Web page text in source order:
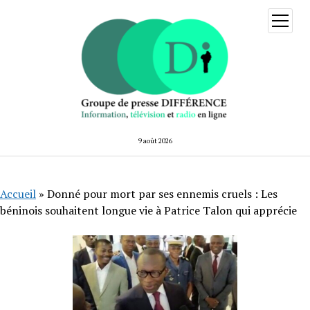
9 août 2026
ouvrir
menu
Accueil » Donné pour mort par ses ennemis cruels : Les
béninois souhaitent longue vie à Patrice Talon qui apprécie